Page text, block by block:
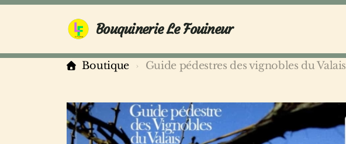
Bouquinerie Le Fouineur
Boutique Guide pédestres des vignobles du Valais